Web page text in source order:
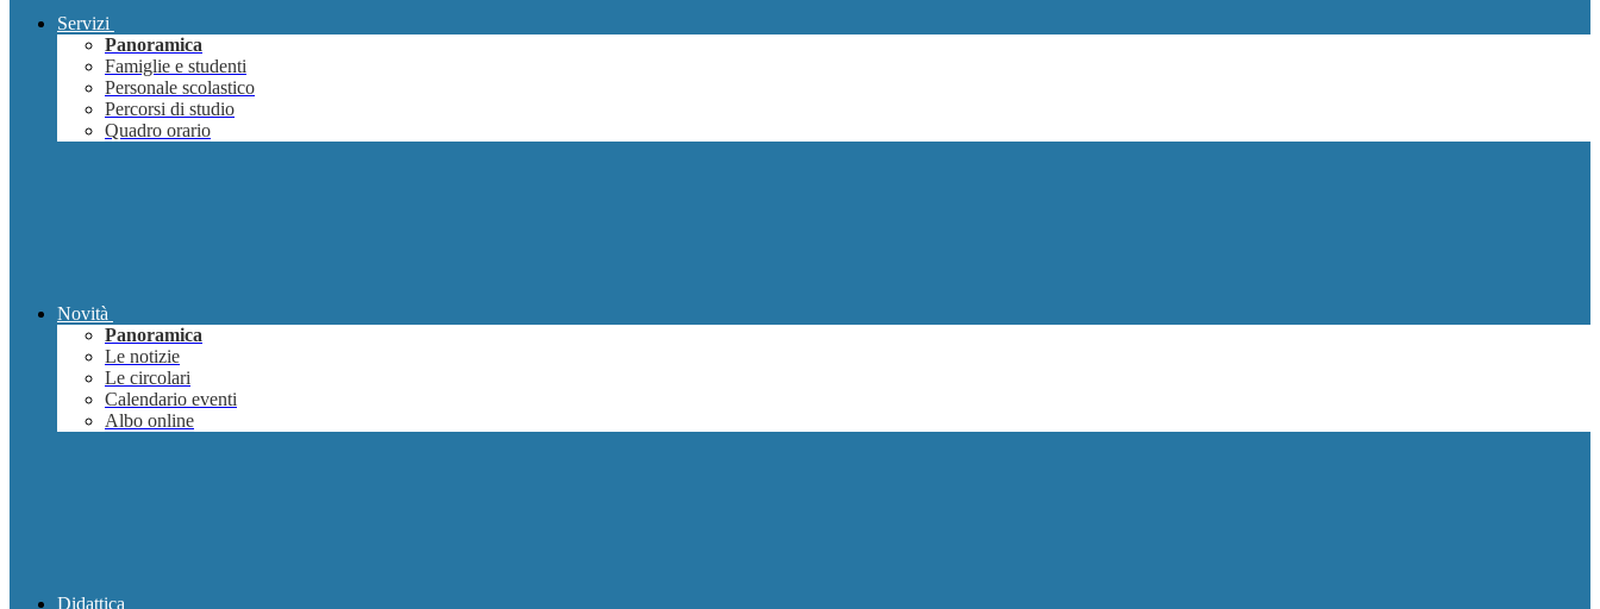
Servizi
Panoramica
Famiglie e studenti
Personale scolastico
Percorsi di studio
Quadro orario
Novità
Panoramica
Le notizie
Le circolari
Calendario eventi
Albo online
Didattica